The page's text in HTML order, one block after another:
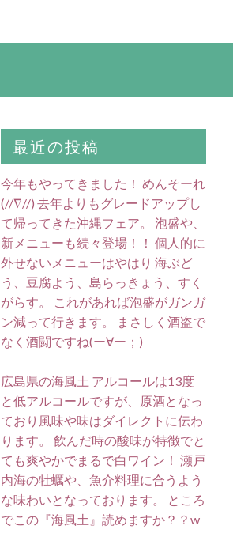
最近の投稿
今年もやってきました！ めんそーれ
(//∇//) 去年よりもグレードアップし
て帰ってきた沖縄フェア。 泡盛や、
新メニューも続々登場！！ 個人的に
外せないメニューはやはり 海ぶど
う、豆腐よう、島らっきょう、すく
がらす。 これがあれば泡盛がガンガ
ン減って行きます。 まさしく酒盗で
なく酒闘ですね(ー∀ー；)
広島県の海風土 アルコールは13度
と低アルコールですが、原酒となっ
ており風味や味はダイレクトに伝わ
ります。 飲んだ時の酸味が特徴でと
ても爽やかでまるで白ワイン！ 瀬戸
内海の牡蠣や、魚介料理に合うよう
な味わいとなっております。 ところ
でこの『海風土』読めますか？？w